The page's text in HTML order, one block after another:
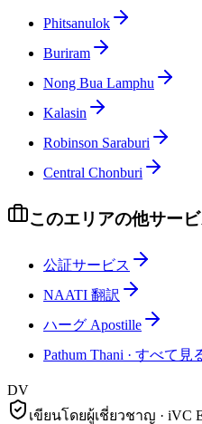
Phitsanulok
Buriram
Nong Bua Lamphu
Kalasin
Robinson Saraburi
Central Chonburi
このエリアの他サー
公証サービス
NAATI 翻訳
ハーグ Apostille
Pathum Thani · すべて見
DV
เขียนโดยผู้เชี่ยวชาญ · iVC